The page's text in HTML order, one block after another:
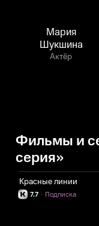
Мария
Шукшина
Актёр
Фильмы и
серия»
Красные линии
7.7 Подписка
·